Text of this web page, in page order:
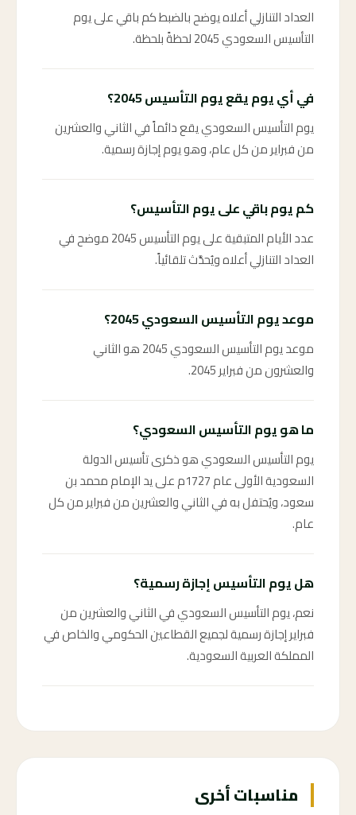
العداد التنازلي أعلاه يوضح بالضبط كم باقي على يوم
التأسيس السعودي 2045 لحظةً بلحظة.
في أي يوم يقع يوم التأسيس 2045؟
يوم التأسيس السعودي يقع دائماً في الثاني والعشرين
من فبراير من كل عام، وهو يوم إجازة رسمية.
كم يوم باقي على يوم التأسيس؟
عدد الأيام المتبقية على يوم التأسيس 2045 موضح في
العداد التنازلي أعلاه ويُحدَّث تلقائياً.
موعد يوم التأسيس السعودي 2045؟
موعد يوم التأسيس السعودي 2045 هو الثاني
والعشرون من فبراير 2045.
ما هو يوم التأسيس السعودي؟
يوم التأسيس السعودي هو ذكرى تأسيس الدولة
السعودية الأولى عام 1727م على يد الإمام محمد بن
سعود، ويُحتفل به في الثاني والعشرين من فبراير من كل
عام.
هل يوم التأسيس إجازة رسمية؟
نعم، يوم التأسيس السعودي في الثاني والعشرين من
فبراير إجازة رسمية لجميع القطاعين الحكومي والخاص في
المملكة العربية السعودية.
مناسبات أخرى